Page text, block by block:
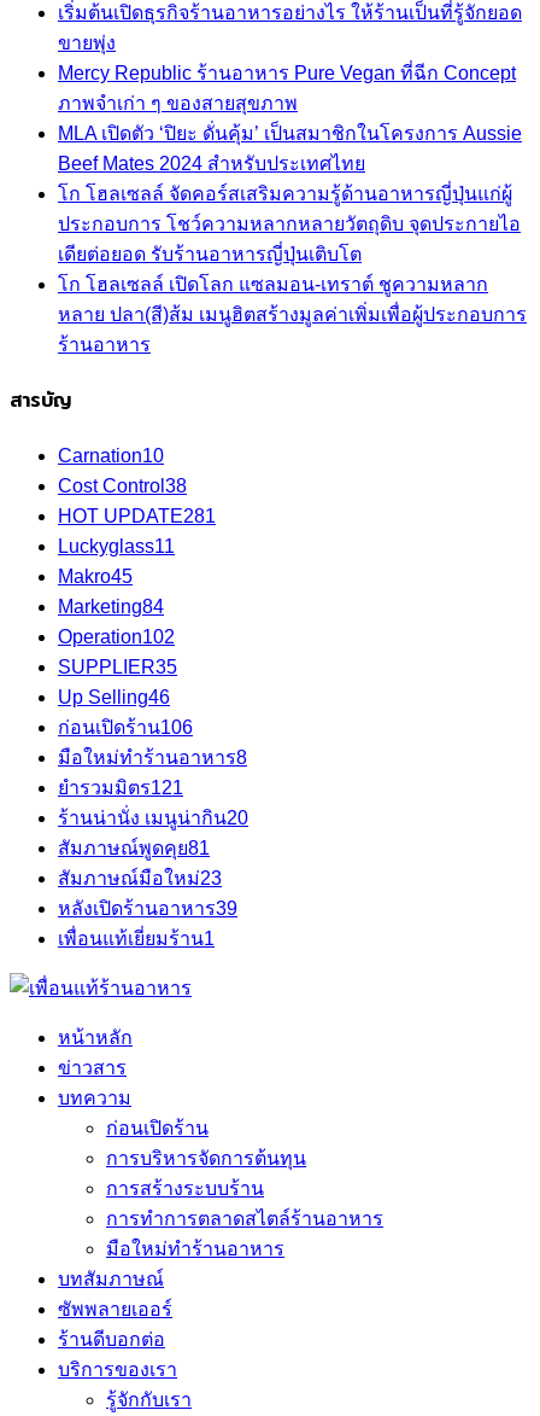
เริ่มต้นเปิดธุรกิจร้านอาหารอย่างไร ให้ร้านเป็นที่รู้จักยอด
ขายพุ่ง
Mercy Republic ร้านอาหาร Pure Vegan ที่ฉีก Concept
ภาพจำเก่า ๆ ของสายสุขภาพ
MLA เปิดตัว ‘ปิยะ ดั่นคุ้ม’ เป็นสมาชิกในโครงการ Aussie
Beef Mates 2024 สำหรับประเทศไทย
โก โฮลเซลล์ จัดคอร์สเสริมความรู้ด้านอาหารญี่ปุ่นแก่ผู้
ประกอบการ โชว์ความหลากหลายวัตถุดิบ จุดประกายไอ
เดียต่อยอด รับร้านอาหารญี่ปุ่นเติบโต
โก โฮลเซลล์ เปิดโลก แซลมอน-เทราต์ ชูความหลาก
หลาย ปลา(สี)ส้ม เมนูฮิตสร้างมูลค่าเพิ่มเพื่อผู้ประกอบการ
ร้านอาหาร
สารบัญ
Carnation10
Cost Control 38
HOT UPDATE281
Luckyglass11
Makro45
Marketing84
Operation102
SUPPLIER35
Up Selling46
ก่อนเปิดร้าน106
มือใหม่ทำร้านอาหาร8
ยำรวมมิตร121
ร้านน่านั่ง เมนูน่ากิน20
สัมภาษณ์พูดคุย81
สัมภาษณ์มือใหม่23
หลังเปิดร้านอาหาร39
เพื่อนแท้เยี่ยมร้าน1
หน้าหลัก
ข่าวสาร
บทความ
ก่อนเปิดร้าน
การบริหารจัดการต้นทุน
การสร้างระบบร้าน
การทำการตลาดสไตล์ร้านอาหาร
มือใหม่ทำร้านอาหาร
บทสัมภาษณ์
ซัพพลายเออร์
ร้านดีบอกต่อ
บริการของเรา
รู้จักกับเรา